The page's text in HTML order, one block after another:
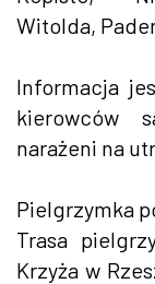
Witolda,
Informacja
kierowców
narażeni na
Pielgrzymka
Trasa
Krzyża w